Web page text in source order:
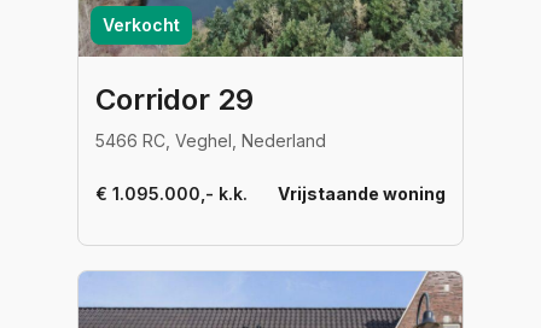
Verkocht
Corridor 29
5466 RC, Veghel, Nederland
€ 1.095.000,- k.k. Vrijstaande woning